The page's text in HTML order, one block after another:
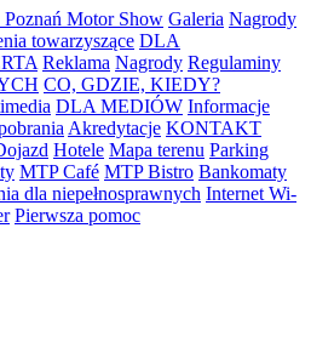
Poznań Motor Show Galeria Nagrody
towarzyszące DLA
Reklama Nagrody Regulaminy
CO, GDZIE, KIEDY?
DLA MEDIÓW Informacje
Akredytacje KONTAKT
Hotele Mapa terenu Parking
MTP Café MTP Bistro Bankomaty
dla niepełnosprawnych Internet Wi-
Pierwsza pomoc